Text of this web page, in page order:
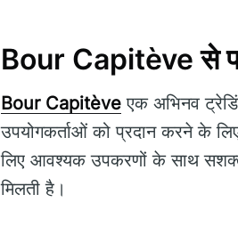
Bour Capitève से
Bour Capitève एक अभिनव
उपयोगकर्ताओं को प्रदान करने के
लिए आवश्यक उपकरणों के साथ सशक्त
मिलती है।